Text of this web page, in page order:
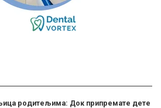
родитељима: Док припремате дете